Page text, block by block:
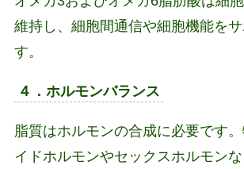
維持し、細胞間通信や細胞機能を
す。
４．ホルモンバランス
脂質はホルモンの合成に必要です
イドホルモンやセックスホルモン